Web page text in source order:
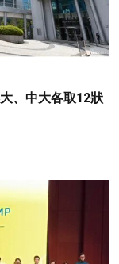
、中大各取12狀